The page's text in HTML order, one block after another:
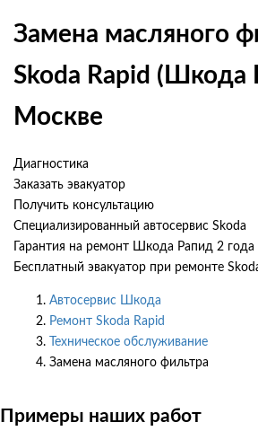
Замена масляного
Skoda Rapid (Шкода
Москве
Диагностика
Заказать эвакуатор
Получить консультацию
Специализированный автосервис Skoda
Гарантия на ремонт Шкода Рапид 2 года
Бесплатный эвакуатор при ремонте
Автосервис Шкода
Ремонт Skoda Rapid
Техническое обслуживание
Замена масляного фильтра
Примеры наших работ